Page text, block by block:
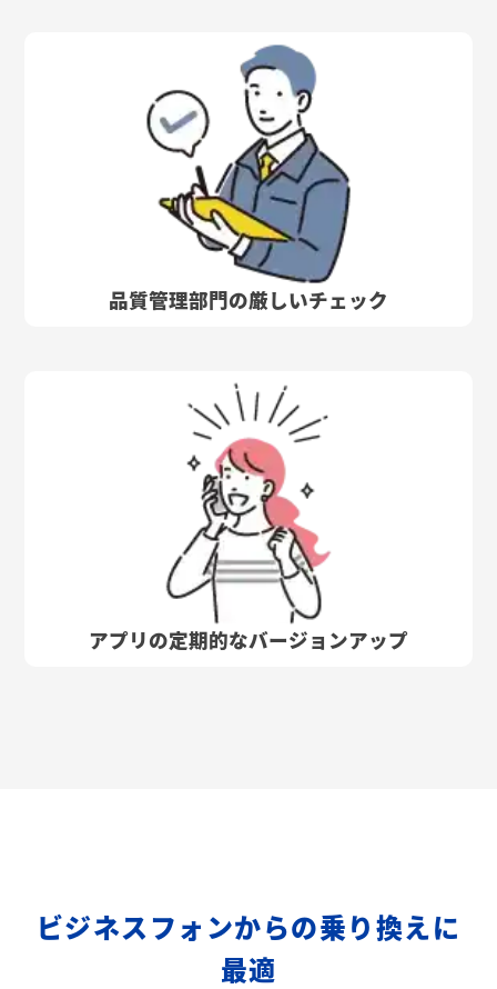
品質管理部門の厳しいチェック
アプリの定期的なバージョンアップ
ビジネスフォンからの乗り換えに
最適